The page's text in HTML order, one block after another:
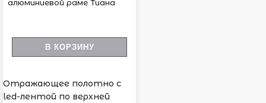
алюминиевой раме Тиана
В КОРЗИНУ
Отражающее полотно с
led-лентой по верхней